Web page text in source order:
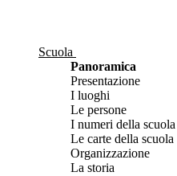
Scuola
Panoramica
Presentazione
I luoghi
Le persone
I numeri della scuola
Le carte della scuola
Organizzazione
La storia